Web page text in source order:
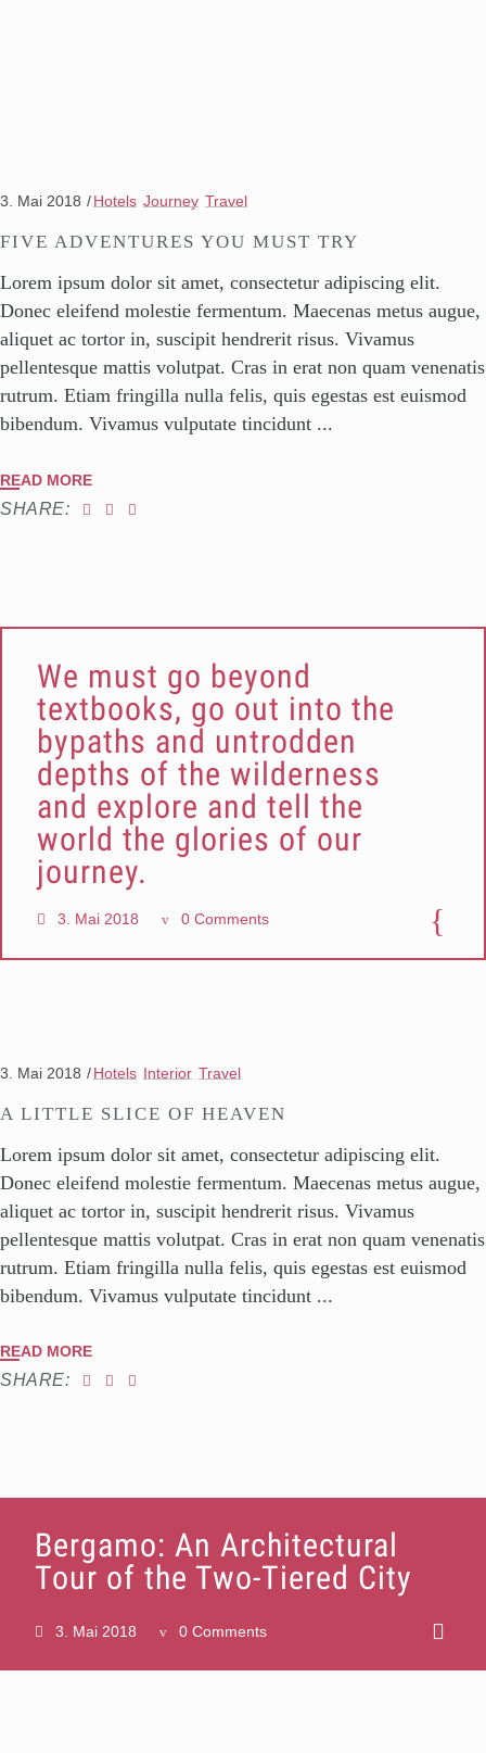
3. Mai 2018 Hotels Journey Travel
FIVE ADVENTURES YOU MUST TRY
Lorem ipsum dolor sit amet, consectetur adipiscing elit.
Donec eleifend molestie fermentum. Maecenas metus augue,
aliquet ac tortor in, suscipit hendrerit risus. Vivamus
pellentesque mattis volutpat. Cras in erat non quam venenatis
rutrum. Etiam fringilla nulla felis, quis egestas est euismod
bibendum. Vivamus vulputate tincidunt
READ MORE
SHARE:
We must go beyond
textbooks, go out into the
bypaths and untrodden
depths of the wilderness
and explore and tell the
world the glories of our
journey.
3. Mai 2018 0 Comments
3. Mai 2018 Hotels Interior Travel
A LITTLE SLICE OF HEAVEN
Lorem ipsum dolor sit amet, consectetur adipiscing elit.
Donec eleifend molestie fermentum. Maecenas metus augue,
aliquet ac tortor in, suscipit hendrerit risus. Vivamus
pellentesque mattis volutpat. Cras in erat non quam venenatis
rutrum. Etiam fringilla nulla felis, quis egestas est euismod
bibendum. Vivamus vulputate tincidunt
READ MORE
SHARE:
Bergamo: An Architectural
Tour of the Two-Tiered City
3. Mai 2018 0 Comments